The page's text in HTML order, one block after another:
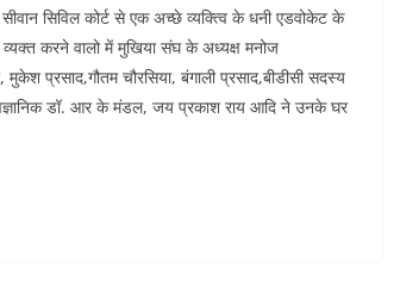
सिविल कोर्ट से एक अच्छे व्यक्त्वि के धनी एडवोकेट के
करने वालो में मुखिया संघ के अध्यक्ष मनोज
प्रसाद,गौतम चौरसिया, बंगाली प्रसाद,बीडीसी सदस्य
वैज्ञानिक डॉ. आर के मंडल, जय प्रकाश राय आदि ने उनके घर